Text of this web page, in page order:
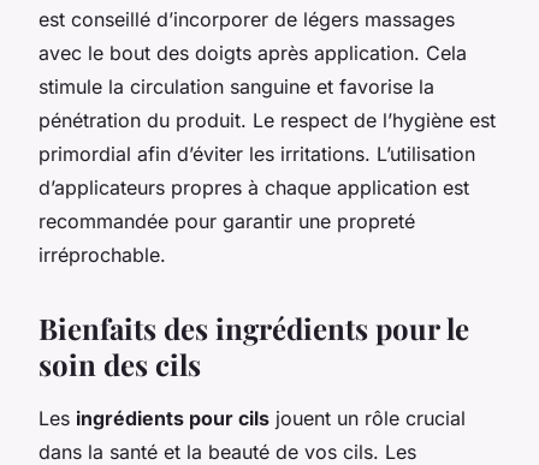
est conseillé d’incorporer de légers massages
avec le bout des doigts après application. Cela
stimule la circulation sanguine et favorise la
pénétration du produit. Le respect de l’hygiène est
primordial afin d’éviter les irritations. L’utilisation
d’applicateurs propres à chaque application est
recommandée pour garantir une propreté
irréprochable.
Bienfaits des ingrédients pour le
soin des cils
Les ingrédients pour cils jouent un rôle crucial
dans la santé et la beauté de vos cils. Les